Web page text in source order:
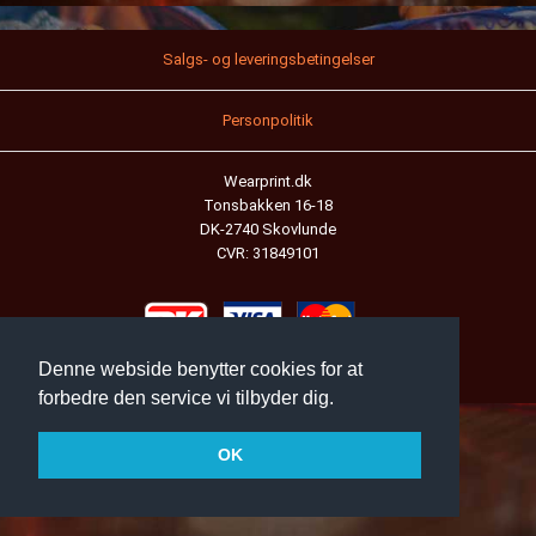
Denne webside benytter cookies for at
forbedre den service vi tilbyder dig.
OK
Salgs- og leveringsbetingelser
Personpolitik
Wearprint.dk
Tonsbakken 16-18
DK-2740 Skovlunde
CVR: 31849101
Wearprint ApS